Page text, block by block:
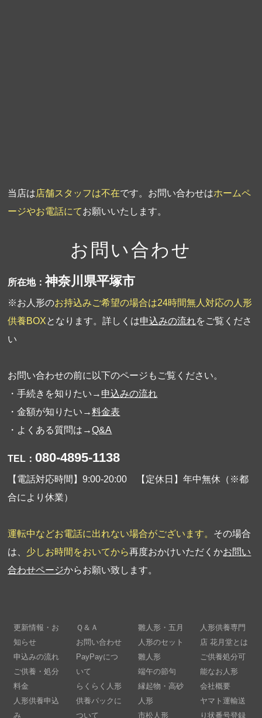
当店は店舗スタッフは不在です。お問い合わせはホームペ
ージやお電話にてお願いいたします。
お問い合わせ
所在地：神奈川県平塚市
※お人形のお持込みご希望の場合は24時間無人対応の人形
供養BOXとなります。詳しくは申込みの流れをご覧くださ
い
お問い合わせの前に以下のページもご覧ください。
・手続きを知りたい→ 申込みの流れ
・金額が知りたい→料金表
・よくある質問は→Q&A
TEL： 080-4895-1138
【電話対応時間】9:00-20:00 【定休日】年中無休（※都
合により休業）
運転中などお電話に出れない場合がございます。 その場合
は、 少しお時間をおいてから再度おかけいただくかお問い
合わせページからお願い致します。
更新情報・お
知らせ
申込みの流れ
ご供養・処分
料金
人形供養申込
み
Ｑ＆Ａ
お問い合わせ
PayPayにつ
いて
らくらく人形
供養パックに
ついて
雛人形・五月
人形のセット
雛人形
端午の節句
縁起物・高砂
人形
市松人形
人形供養専門
店 花月堂とは
ご供養処分可
能なお人形
会社概要
ヤマト運輸送
り状番号登録